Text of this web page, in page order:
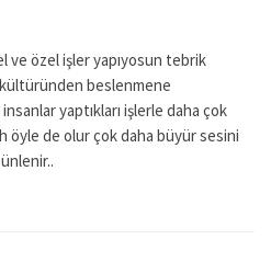
ve özel işler yapıyosun tebrik
beslenmene
yaptıkları işlerle daha çok
öyle de olur çok daha büyür sesini